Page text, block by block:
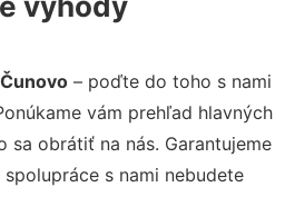
– poďte do toho s nami
vám prehľad hlavných
sa obrátiť na nás. Garantujeme
s nami nebudete